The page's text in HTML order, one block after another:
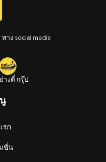
าง social media
างตี๋ กรุ๊ป
รก
ชั่น